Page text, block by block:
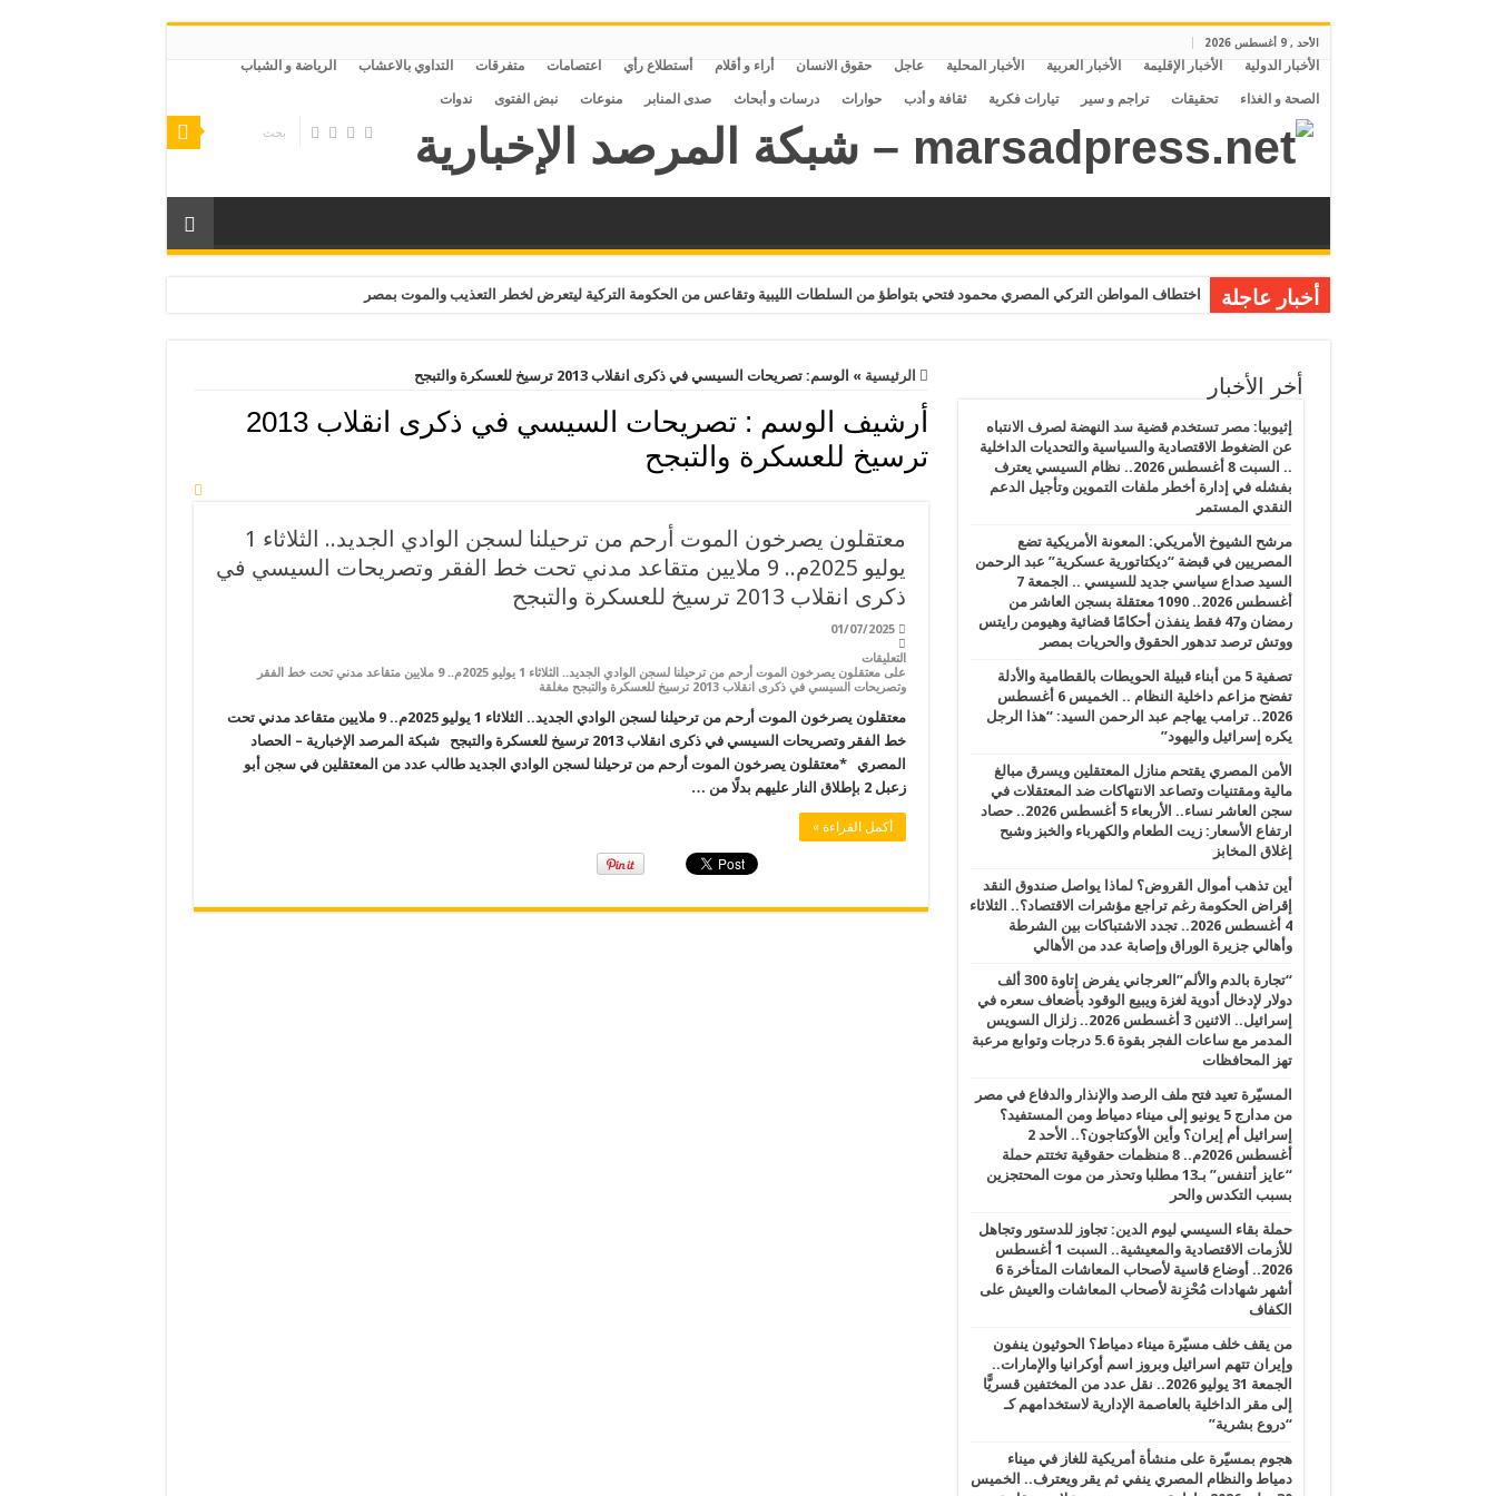
الأحد , 9 أغسطس 2026
الأخبار الدولية الأخبار الإقليمة الأخبار العربية الأخبار المحلية عاجل حقوق الانسان أراء و أقلام أستطلاع رأي اعتصامات متفرقات التداوي بالاعشاب الرياضة و الشباب
الصحة و الغذاء تحقيقات تراجم و سير تيارات فكرية ثقافة و أدب حوارات درسات و أبحاث صدى المنابر منوعات نبض الفتوى ندوات
أخبار عاجلة اختطاف المواطن التركي المصري محمود فتحي بتواطؤ من السلطات الليبية وتقاعس من الحكومة التركية ليتعرض لخطر التعذيب والموت بمصر
الرئيسية » الوسم:تصريحات السيسي في ذكرى انقلاب 2013 ترسيخ للعسكرة والتبجح
أرشيف الوسم :
تصريحات السيسي في ذكرى انقلاب 2013
ترسيخ للعسكرة والتبجح
معتقلون يصرخون الموت أرحم من ترحيلنا لسجن الوادي الجديد.. الثلاثاء 1
يوليو 2025م.. 9 ملايين متقاعد مدني تحت خط الفقر وتصريحات السيسي في
ذكرى انقلاب 2013 ترسيخ للعسكرة والتبجح
01/07/2025
التعليقات
على معتقلون يصرخون الموت أرحم من ترحيلنا لسجن الوادي الجديد.. الثلاثاء 1 يوليو 2025م.. 9 ملايين متقاعد مدني تحت خط الفقر
وتصريحات السيسي في ذكرى انقلاب 2013 ترسيخ للعسكرة والتبجح مغلقة
معتقلون يصرخون الموت أرحم من ترحيلنا لسجن الوادي الجديد.. الثلاثاء 1 يوليو 2025م.. 9 ملايين متقاعد مدني تحت
خط الفقر وتصريحات السيسي في ذكرى انقلاب 2013 ترسيخ للعسكرة والتبجح شبكة المرصد الإخبارية – الحصاد
المصري *معتقلون يصرخون الموت أرحم من ترحيلنا لسجن الوادي الجديد طالب عدد من المعتقلين في سجن أبو
زعبل 2 بإطلاق النار عليهم بدلًا من …
أكمل القراءة »
أخر الأخبار
إثيوبيا: مصر تستخدم قضية سد النهضة لصرف الانتباه
عن الضغوط الاقتصادية والسياسية والتحديات الداخلية
.. السبت 8 أغسطس 2026.. نظام السيسي يعترف
بفشله في إدارة أخطر ملفات التموين وتأجيل الدعم
النقدي المستمر
مرشح الشيوخ الأمريكي: المعونة الأمريكية تضع
المصريين في قبضة “ديكتاتورية عسكرية” عبد الرحمن
السيد صداع سياسي جديد للسيسي .. الجمعة 7
أغسطس 2026.. 1090 معتقلة بسجن العاشر من
رمضان و47 فقط ينفذن أحكامًا قضائية وهيومن رايتس
ووتش ترصد تدهور الحقوق والحريات بمصر
تصفية 5 من أبناء قبيلة الحويطات بالقطامية والأدلة
تفضح مزاعم داخلية النظام .. الخميس 6 أغسطس
2026.. ترامب يهاجم عبد الرحمن السيد: “هذا الرجل
يكره إسرائيل واليهود”
الأمن المصري يقتحم منازل المعتقلين ويسرق مبالغ
مالية ومقتنيات وتصاعد الانتهاكات ضد المعتقلات في
سجن العاشر نساء.. الأربعاء 5 أغسطس 2026.. حصاد
ارتفاع الأسعار: زيت الطعام والكهرباء والخبز وشبح
إغلاق المخابز
أين تذهب أموال القروض؟ لماذا يواصل صندوق النقد
إقراض الحكومة رغم تراجع مؤشرات الاقتصاد؟.. الثلاثاء
4 أغسطس 2026.. تجدد الاشتباكات بين الشرطة
وأهالي جزيرة الوراق وإصابة عدد من الأهالي
“تجارة بالدم والألم”العرجاني يفرض إتاوة 300 ألف
دولار لإدخال أدوية لغزة ويبيع الوقود بأضعاف سعره في
إسرائيل.. الاثنين 3 أغسطس 2026.. زلزال السويس
المدمر مع ساعات الفجر بقوة 5.6 درجات وتوابع مرعبة
تهز المحافظات
المسيّرة تعيد فتح ملف الرصد والإنذار والدفاع في مصر
من مدارج 5 يونيو إلى ميناء دمياط ومن المستفيد؟
إسرائيل أم إيران؟ وأين الأوكتاجون؟.. الأحد 2
أغسطس 2026م.. 8 منظمات حقوقية تختتم حملة
“عايز أتنفس” بـ13 مطلبا وتحذر من موت المحتجزين
بسبب التكدس والحر
حملة بقاء السيسي ليوم الدين: تجاوز للدستور وتجاهل
للأزمات الاقتصادية والمعيشية.. السبت 1 أغسطس
2026.. أوضاع قاسية لأصحاب المعاشات المتأخرة 6
أشهر شهادات مُحْزِنة لأصحاب المعاشات والعيش على
الكفاف
من يقف خلف مسيّرة ميناء دمياط؟ الحوثيون ينفون
وإيران تتهم اسرائيل وبروز اسم أوكرانيا والإمارات..
الجمعة 31 يوليو 2026.. نقل عدد من المختفين قسريًّا
إلى مقر الداخلية بالعاصمة الإدارية لاستخدامهم كـ
“دروع بشرية”
هجوم بمسيّرة على منشأة أمريكية للغاز في ميناء
دمياط والنظام المصري ينفي ثم يقر ويعترف.. الخميس